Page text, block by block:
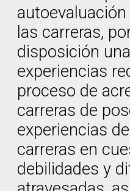
las carreras,
disposición
experiencias
proceso de
carreras de
experiencias
carreras en
debilidades y